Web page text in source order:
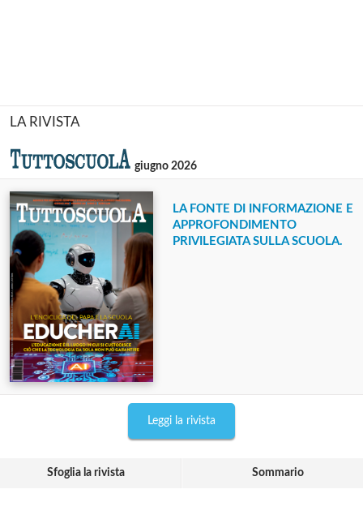
LA RIVISTA
giugno 2026
LA FONTE DI INFORMAZIONE E
APPROFONDIMENTO
PRIVILEGIATA SULLA SCUOLA.
Leggi la rivista
Sfoglia la rivista Sommario